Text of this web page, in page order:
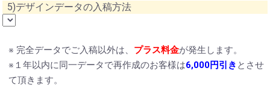
5)デザインデータの入稿方法
※ 完全データでご入稿以外は、 プラス料金が発生します。
※１年以内に同一データで再作成のお客様は6,000円引き とさせ
て頂きます。